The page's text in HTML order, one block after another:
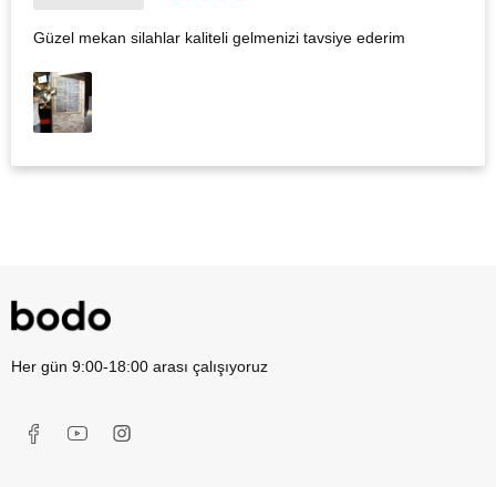
Güzel mekan silahlar kaliteli gelmenizi tavsiye ederim
Her gün 9:00-18:00 arası çalışıyoruz